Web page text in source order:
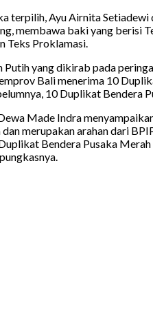
terpilih, Ayu Airnita
membawa baki yang berisi
Teks Proklamasi.
yang dikirab pada
Bali menerima 10
10 Duplikat Bendera
Made Indra
merupakan arahan dari
Bendera Pusaka